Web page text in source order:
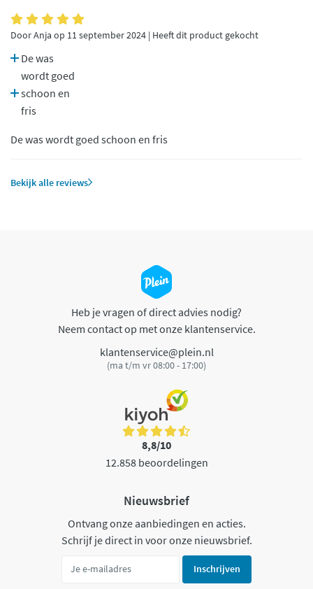
Door Anja op 11 september 2024 | Heeft dit product gekocht
De was
wordt goed
schoon en
fris
De was wordt goed schoon en fris
Bekijk alle reviews
Heb je vragen of direct advies nodig?
Neem contact op met onze klantenservice.
klantenservice@plein.nl
(ma t/m vr 08:00 - 17:00)
8,8/10
12.858 beoordelingen
Nieuwsbrief
Ontvang onze aanbiedingen en acties.
Schrijf je direct in voor onze nieuwsbrief.
Inschrijven